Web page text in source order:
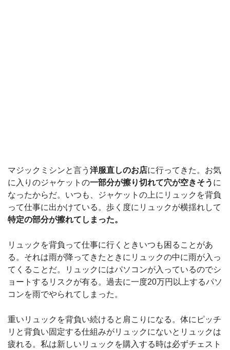
マジックミシンと言う 洋服直しのお店に行ってきた。お気
に入りのジャケットの一部分が擦り切れて穴が空きそう に
なったからだ。いつも、ジャケットの上にリュックを背負
って仕事に出かけている。歩く度にリュックが横揺れして
特定の部分が擦れてしまった。
リュックを背負って仕事に行くときいつも困ることがあ
る。それは雨が降ってきたときにリュックの中に雨が入っ
てくることだ。リュックにはパソコンが入っているのでシ
ョートするリスクが有る。過去に一度20万円以上するパソ
コンを雨でやられてしまった。
重いリュックを背負い続けると肩こりになる。体にピッチ
リと背負い固定する仕組みがリュックにないとリュックは
疲れる。私は新しいリュックを購入する時は必ずチェスト